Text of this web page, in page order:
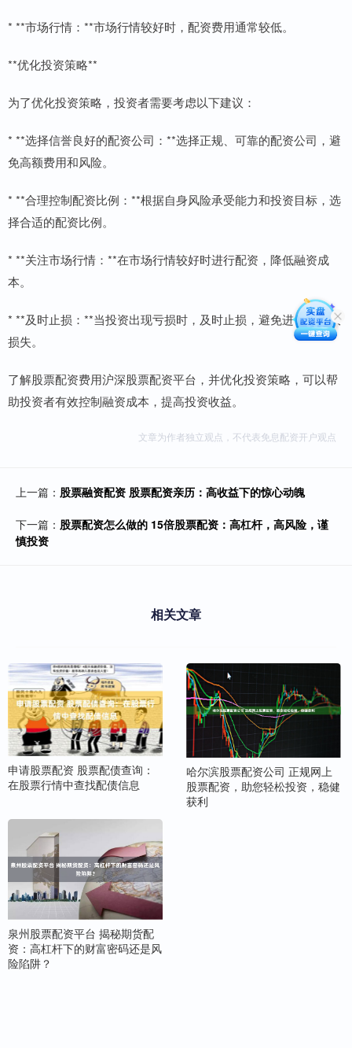
* **市场行情：**市场行情较好时，配资费用通常较低。
**优化投资策略**
为了优化投资策略，投资者需要考虑以下建议：
* **选择信誉良好的配资公司：**选择正规、可靠的配资公司，避
免高额费用和风险。
* **合理控制配资比例：**根据自身风险承受能力和投资目标，选
择合适的配资比例。
* **关注市场行情：**在市场行情较好时进行配资，降低融资成
本。
* **及时止损：**当投资出现亏损时，及时止损，避免进一步扩大
损失。
了解股票配资费用沪深股票配资平台，并优化投资策略，可以帮
助投资者有效控制融资成本，提高投资收益。
文章为作者独立观点，不代表免息配资开户观点
上一篇： 股票融资配资 股票配资亲历：高收益下的惊心动魄
下一篇： 股票配资怎么做的 15倍股票配资：高杠杆，高风险，谨
慎投资
相关文章
申请股票配资 股票配债查询：
在股票行情中查找配债信息
哈尔滨股票配资公司 正规网上
股票配资，助您轻松投资，稳健
获利
泉州股票配资平台 揭秘期货配
资：高杠杆下的财富密码还是风
险陷阱？